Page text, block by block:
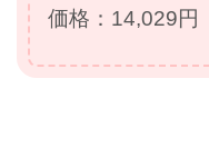
価格：14,029円